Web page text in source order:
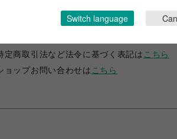
B'2nd
定商取引法など法令に基づく表記は こちら
ョップお問い合わせは こちら
Switch language